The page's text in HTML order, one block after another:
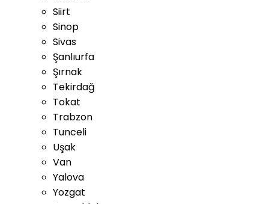
Siirt
Sinop
Sivas
Şanlıurfa
Şırnak
Tekirdağ
Tokat
Trabzon
Tunceli
Uşak
Van
Yalova
Yozgat